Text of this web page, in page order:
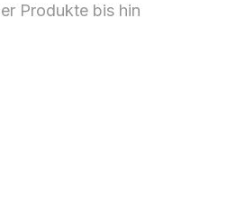
Produkte bis hin